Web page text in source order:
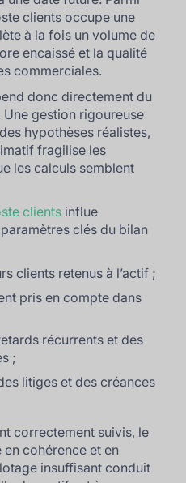
clients occupe une
à la fois un volume de
encaissé et la qualité
commerciales.
donc directement du
gestion rigoureuse
hypothèses réalistes,
fragilise les
les calculs semblent
clients influe
clés du bilan
clients retenus à l’actif ;
pris en compte dans
récurrents et des
;
litiges et des créances
correctement suivis, le
en cohérence et en
insuffisant conduit